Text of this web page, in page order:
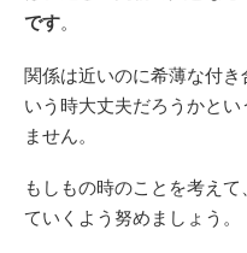
です。
関係は近いのに希薄な付
いう時大丈夫だろうかと
ません。
もしもの時のことを考え
ていくよう努めましょう。